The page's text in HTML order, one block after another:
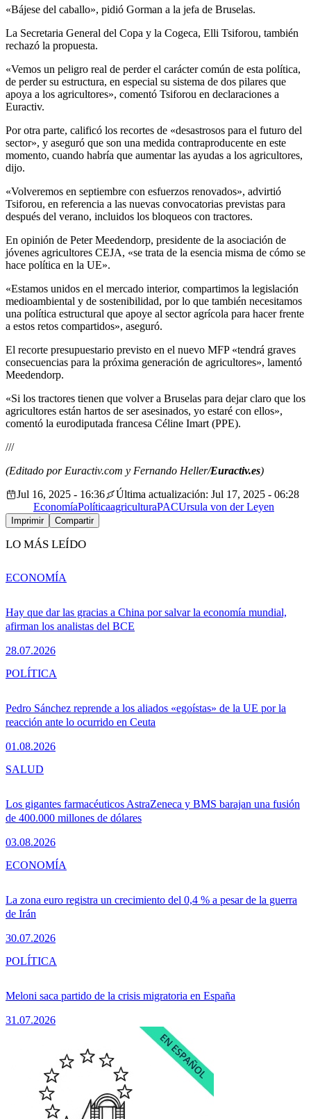
«Bájese del caballo», pidió Gorman a la jefa de Bruselas.
La Secretaria General del Copa y la Cogeca, Elli Tsiforou, también
rechazó la propuesta.
«Vemos un peligro real de perder el carácter común de esta política,
de perder su estructura, en especial su sistema de dos pilares que
apoya a los agricultores», comentó Tsiforou en declaraciones a
Euractiv.
Por otra parte, calificó los recortes de «desastrosos para el futuro del
sector», y aseguró que son una medida contraproducente en este
momento, cuando habría que aumentar las ayudas a los agricultores,
dijo.
«Volveremos en septiembre con esfuerzos renovados», advirtió
Tsiforou, en referencia a las nuevas convocatorias previstas para
después del verano, incluidos los bloqueos con tractores.
En opinión de Peter Meedendorp, presidente de la asociación de
jóvenes agricultores CEJA, «se trata de la esencia misma de cómo se
hace política en la UE».
«Estamos unidos en el mercado interior, compartimos la legislación
medioambiental y de sostenibilidad, por lo que también necesitamos
una política estructural que apoye al sector agrícola para hacer frente
a estos retos compartidos», aseguró.
El recorte presupuestario previsto en el nuevo MFP «tendrá graves
consecuencias para la próxima generación de agricultores», lamentó
Meedendorp.
«Si los tractores tienen que volver a Bruselas para dejar claro que los
agricultores están hartos de ser asesinados, yo estaré con ellos»,
comentó la eurodiputada francesa Céline Imart (PPE).
///
(Editado por Euractiv.com y Fernando Heller/Euractiv.es)
Jul 16, 2025 - 16:36
Última actualización: Jul 17, 2025 - 06:28
EconomíaPolíticaagriculturaPACUrsula von der Leyen
Imprimir Compartir
LO MÁS LEÍDO
Hay que dar las gracias a China por salvar la economía mundial,
afirman los analistas del BCE
28.07.2026
ECONOMÍA
Pedro Sánchez reprende a los aliados «egoístas» de la UE por la
reacción ante lo ocurrido en Ceuta
01.08.2026
POLÍTICA
Los gigantes farmacéuticos AstraZeneca y BMS barajan una fusión
de 400.000 millones de dólares
03.08.2026
SALUD
La zona euro registra un crecimiento del 0,4 % a pesar de la guerra
de Irán
30.07.2026
ECONOMÍA
Meloni saca partido de la crisis migratoria en España
31.07.2026
POLÍTICA